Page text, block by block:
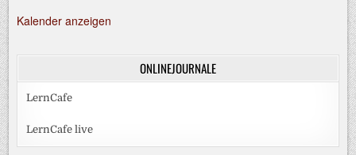
Kalender anzeigen
ONLINEJOURNALE
LernCafe
LernCafe live